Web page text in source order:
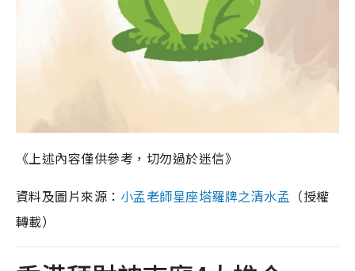
《上述內容僅供參考，切勿過於迷信》
資料及圖片來源： 小孟老師星座塔羅牌之清水孟 （授權
轉載）